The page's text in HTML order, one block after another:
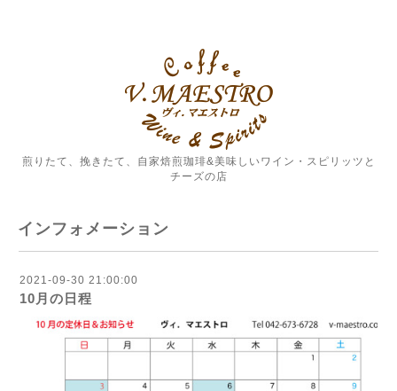
煎りたて、挽きたて、自家焙煎珈琲&美味しいワイン・スピリッツと
チーズの店
インフォメーション
2021-09-30 21:00:00
10月の日程